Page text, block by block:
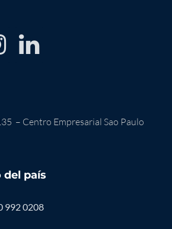
– Centro Empresarial Sao Paulo
del país
992 0208